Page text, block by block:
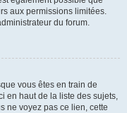
aux permissions limitées.
du forum.
vous êtes en train de
en haut de la liste des sujets,
ne voyez pas ce lien, cette